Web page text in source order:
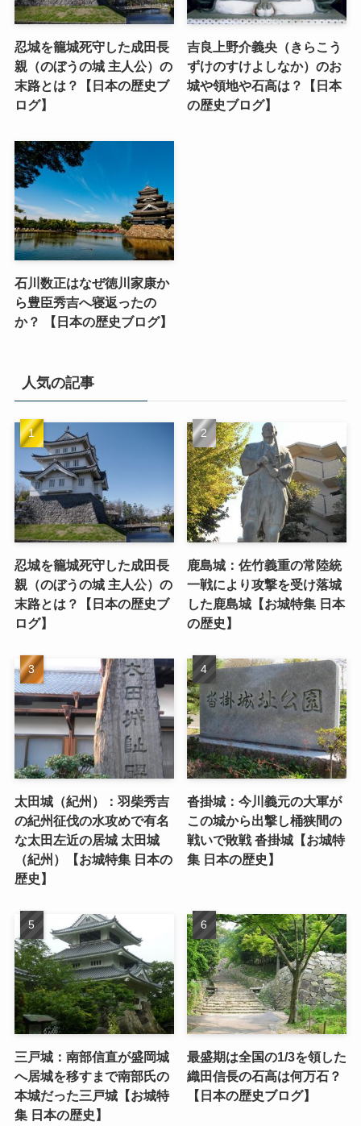
忍城を籠城死守した成田長
親（のぼうの城 主人公）の
末路とは？【日本の歴史ブ
ログ】
吉良上野介義央（きらこう
ずけのすけよしなか）のお
城や領地や石高は？【日本
の歴史ブログ】
石川数正はなぜ徳川家康か
ら豊臣秀吉へ寝返ったの
か？ 【日本の歴史ブログ】
人気の記事
忍城を籠城死守した成田長
親（のぼうの城 主人公）の
末路とは？【日本の歴史ブ
ログ】
鹿島城：佐竹義重の常陸統
一戦により攻撃を受け落城
した鹿島城【お城特集 日本
の歴史】
太田城（紀州）：羽柴秀吉
の紀州征伐の水攻めで有名
な太田左近の居城 太田城
（紀州）【お城特集 日本の
歴史】
沓掛城：今川義元の大軍が
この城から出撃し桶狭間の
戦いで敗戦 沓掛城【お城特
集 日本の歴史】
三戸城：南部信直が盛岡城
へ居城を移すまで南部氏の
本城だった三戸城【お城特
集 日本の歴史】
最盛期は全国の1/3を領した
織田信長の石高は何万石？
【日本の歴史ブログ】